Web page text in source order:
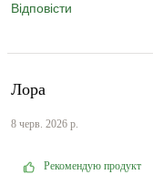
Відповісти
Лора
8 черв. 2026 р.
Рекомендую продукт